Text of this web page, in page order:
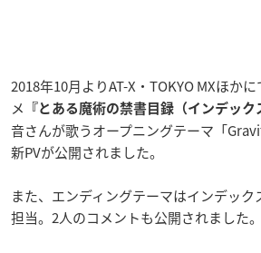
2018年10月よりAT-X・TOKYO MXほか
メ
『とある魔術の禁書目録（インデック
音さんが歌うオープニングテーマ「
新PVが公開されました。
また、エンディングテーマはインデッ
担当。2人のコメントも公開されました。